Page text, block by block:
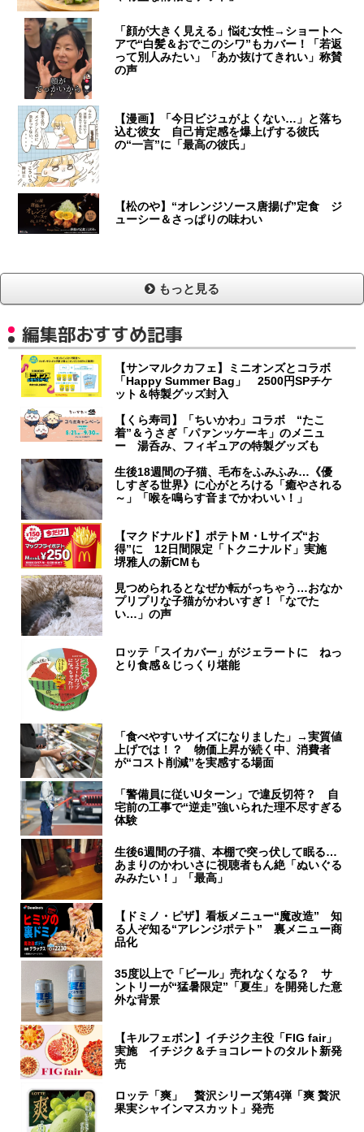
「顔が大きく見える」悩む女性→ショートヘ
アで“白髪＆おでこのシワ”もカバー！「若返
って別人みたい」「あか抜けてきれい」称賛
の声
【漫画】「今日ビジュがよくない…」と落ち
込む彼女 自己肯定感を爆上げする彼氏
の“一言”に「最高の彼氏」
【松のや】“オレンジソース唐揚げ”定食 ジ
ューシー＆さっぱりの味わい
もっと見る
編集部おすすめ記事
【サンマルクカフェ】ミニオンズとコラボ
「Happy Summer Bag」 2500円SPチケ
ット＆特製グッズ封入
【くら寿司】「ちいかわ」コラボ “たこ
着”＆うさぎ「パァンッケーキ」のメニュ
ー 湯呑み、フィギュアの特製グッズも
生後18週間の子猫、毛布をふみふみ…《優
しすぎる世界》に心がとろける「癒やされる
～」「喉を鳴らす音までかわいい！」
【マクドナルド】ポテトM・Lサイズ“お
得”に 12日間限定「トクニナルド」実施
堺雅人の新CMも
見つめられるとなぜか転がっちゃう…おなか
プリプリな子猫がかわいすぎ！「なでた
い…」の声
ロッテ「スイカバー」がジェラートに ねっ
とり食感＆じっくり堪能
「食べやすいサイズになりました」→実質値
上げでは！？ 物価上昇が続く中、消費者
が“コスト削減”を実感する場面
「警備員に従いUターン」で違反切符？ 自
宅前の工事で“逆走”強いられた理不尽すぎる
体験
生後6週間の子猫、本棚で突っ伏して眠る…
あまりのかわいさに視聴者もん絶「ぬいぐる
みみたい！」「最高」
【ドミノ・ピザ】看板メニュー“魔改造” 知
る人ぞ知る“アレンジポテト” 裏メニュー商
品化
35度以上で「ビール」売れなくなる？ サ
ントリーが“猛暑限定”「夏生」を開発した意
外な背景
【キルフェボン】イチジク主役「FIG fair」
実施 イチジク＆チョコレートのタルト新発
売
ロッテ「爽」 贅沢シリーズ第4弾「爽 贅沢
果実シャインマスカット」発売